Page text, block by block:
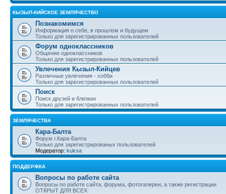
КЫЗЫЛ-КИЙСКОЕ ЗЕМЛЯЧЕСТВО
Познакомимся
Информация о себе, в прошлом и будущем
Только для зарегистрированных пользователей
Форум одноклассников
Общение одноклассников
Только для зарегистрированных пользователей
Увлечения Кызыл-Кийцев
Различные увлечения - хобби
Только для зарегистрированных пользователей
Поиск
Поиск друзей и близких
Только для зарегистрированных пользователей
ЗЕМЛЯЧЕСТВА
Кара-Балта
Форум г.Кара-Балта
Только для зарегистрированых пользователей
Модератор: kuksa
ПОДДЕРЖКА
Вопросы по работе сайта
Вопросы по работе сайта, форума, фотогалереи, а также регистрации
ОТКРЫТ ДЛЯ ВСЕХ